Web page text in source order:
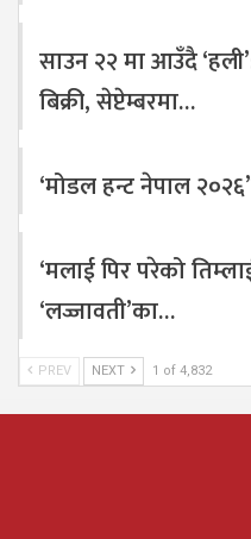
साउन २२ मा आउँदै
बिक्री, सेप्टेम्बरमा…
‘मोडल हन्ट नेपाल
‘मलाई पिर परेको
‘लज्जावती’का…
PREV NEXT 1 of 4,832